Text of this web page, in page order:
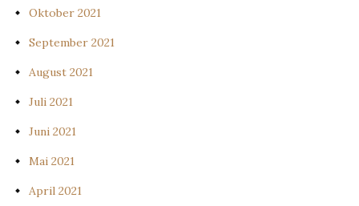
Oktober 2021
September 2021
August 2021
Juli 2021
Juni 2021
Mai 2021
April 2021